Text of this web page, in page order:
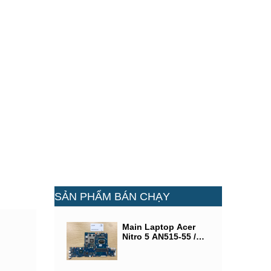
SẢN PHẨM BÁN CHẠY
Main Laptop Acer
Nitro 5 AN515-55 /